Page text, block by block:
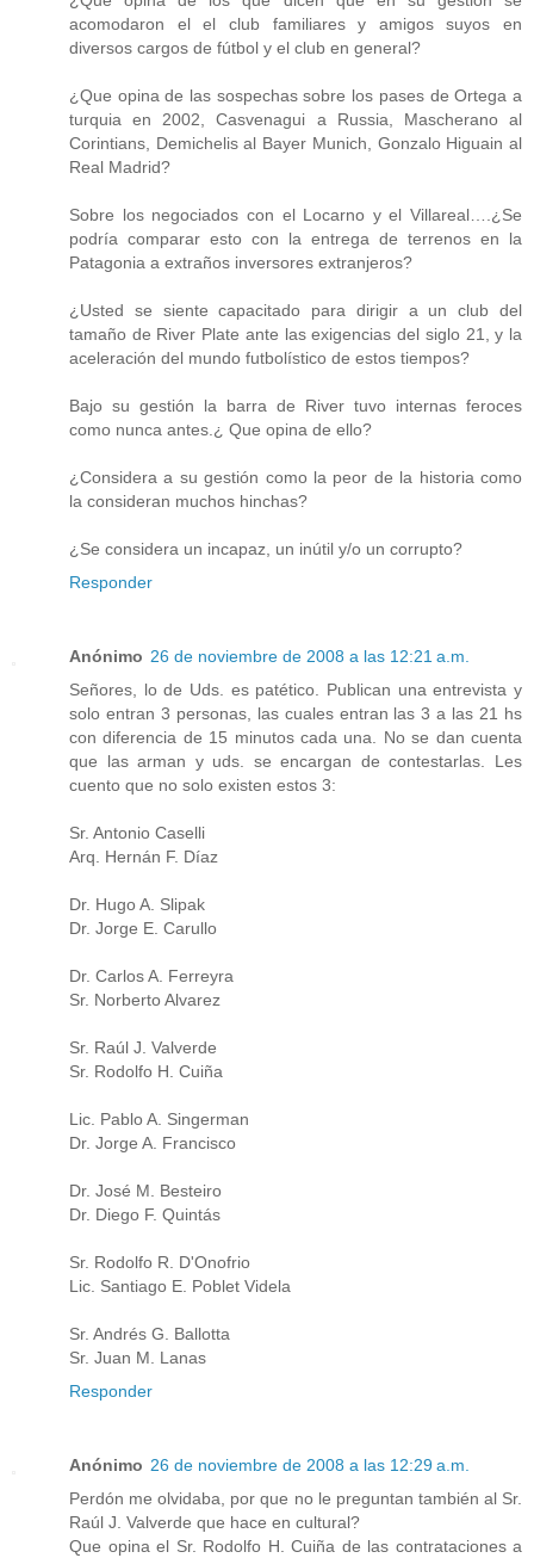
acomodaron el el club familiares y amigos suyos en
diversos cargos de fútbol y el club en general?
¿Que opina de las sospechas sobre los pases de Ortega a
turquia en 2002, Casvenagui a Russia, Mascherano al
Corintians, Demichelis al Bayer Munich, Gonzalo Higuain al
Real Madrid?
Sobre los negociados con el Locarno y el Villareal….¿Se
podría comparar esto con la entrega de terrenos en la
Patagonia a extraños inversores extranjeros?
¿Usted se siente capacitado para dirigir a un club del
tamaño de River Plate ante las exigencias del siglo 21, y la
aceleración del mundo futbolístico de estos tiempos?
Bajo su gestión la barra de River tuvo internas feroces
como nunca antes.¿ Que opina de ello?
¿Considera a su gestión como la peor de la historia como
la consideran muchos hinchas?
¿Se considera un incapaz, un inútil y/o un corrupto?
Responder
Anónimo 26 de noviembre de 2008 a las 12:21 a.m.
Señores, lo de Uds. es patético. Publican una entrevista y
solo entran 3 personas, las cuales entran las 3 a las 21 hs
con diferencia de 15 minutos cada una. No se dan cuenta
que las arman y uds. se encargan de contestarlas. Les
cuento que no solo existen estos 3:
Sr. Antonio Caselli
Arq. Hernán F. Díaz
Dr. Hugo A. Slipak
Dr. Jorge E. Carullo
Dr. Carlos A. Ferreyra
Sr. Norberto Alvarez
Sr. Raúl J. Valverde
Sr. Rodolfo H. Cuiña
Lic. Pablo A. Singerman
Dr. Jorge A. Francisco
Dr. José M. Besteiro
Dr. Diego F. Quintás
Sr. Rodolfo R. D'Onofrio
Lic. Santiago E. Poblet Videla
Sr. Andrés G. Ballotta
Sr. Juan M. Lanas
Responder
Anónimo 26 de noviembre de 2008 a las 12:29 a.m.
Perdón me olvidaba, por que no le preguntan también al Sr.
Raúl J. Valverde que hace en cultural?
Que opina el Sr. Rodolfo H. Cuiña de las contrataciones a